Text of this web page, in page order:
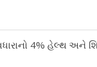
4% હેલ્થ અને